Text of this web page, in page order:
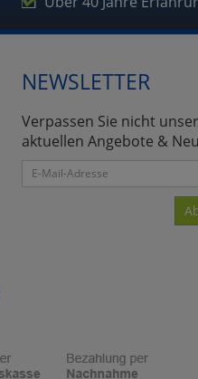
NEWSLETTER
Verpassen Sie nicht
aktuellen Angebote &